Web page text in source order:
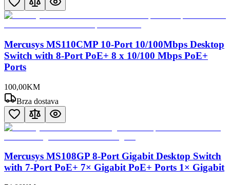
Mercusys MS110CMP 10-Port 10/100Mbps Desktop
Switch with 8-Port PoE+ 8 x 10/100 Mbps PoE+
Ports
100,00KM
Brza dostava
Mercusys MS108GP 8-Port Gigabit Desktop Switch
with 7-Port PoE+ 7× Gigabit PoE+ Ports 1× Gigabit